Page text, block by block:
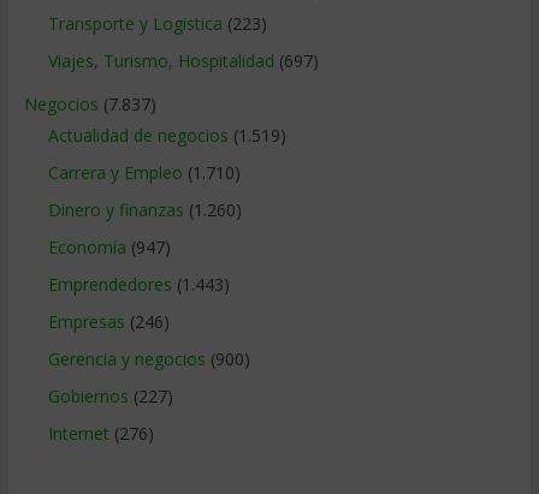
Transporte y Logistica (223)
Viajes, Turismo, Hospitalidad (697)
Negocios (7.837)
Actualidad de negocios (1.519)
Carrera y Empleo (1.710)
Dinero y finanzas (1.260)
Economía (947)
Emprendedores (1.443)
Empresas (246)
Gerencia y negocios (900)
Gobiernos (227)
Internet (276)